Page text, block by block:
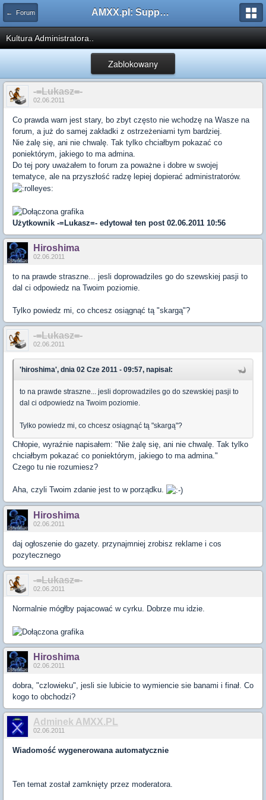
← Forum AMXX.pl: Support AMX Mod X i SourceMod
Kultura Administratora..
Zablokowany
-=Lukasz=-
02.06.2011
Co prawda warn jest stary, bo zbyt często nie wchodzę na Wasze na
forum, a już do samej zakładki z ostrzeżeniami tym bardziej.
Nie żalę się, ani nie chwalę. Tak tylko chciałbym pokazać co
poniektórym, jakiego to ma admina.
Do tej pory uważałem to forum za poważne i dobre w swojej
tematyce, ale na przyszłość radzę lepiej dopierać administratorów.
Użytkownik -=Lukasz=- edytował ten post 02.06.2011 10:56
Hiroshima
02.06.2011
to na prawde straszne... jesli doprowadziles go do szewskiej pasji to
dal ci odpowiedz na Twoim poziomie.
Tylko powiedz mi, co chcesz osiągnąć tą "skargą"?
-=Lukasz=-
02.06.2011
'hiroshima', dnia 02 Cze 2011 - 09:57, napisał:
to na prawde straszne... jesli doprowadziles go do szewskiej pasji to
dal ci odpowiedz na Twoim poziomie.
Tylko powiedz mi, co chcesz osiągnąć tą "skargą"?
Chłopie, wyraźnie napisałem: "Nie żalę się, ani nie chwalę. Tak tylko
chciałbym pokazać co poniektórym, jakiego to ma admina."
Czego tu nie rozumiesz?
Aha, czyli Twoim zdanie jest to w porządku.
Hiroshima
02.06.2011
daj ogłoszenie do gazety. przynajmniej zrobisz reklame i cos
pozytecznego
-=Lukasz=-
02.06.2011
Normalnie mógłby pajacować w cyrku. Dobrze mu idzie.
Hiroshima
02.06.2011
dobra, "czlowieku", jesli sie lubicie to wymiencie sie banami i finał. Co
kogo to obchodzi?
Adminek AMXX.PL
02.06.2011
Wiadomość wygenerowana automatycznie
Ten temat został zamknięty przez moderatora.